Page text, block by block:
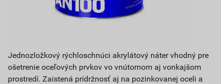
Jednozložkový rýchloschnúci akrylátový náter vhodný pre
ošetrenie oceľových prvkov vo vnútornom aj vonkajšom
prostredí. Zaistená prídržnosť aj na pozinkovanej oceli a